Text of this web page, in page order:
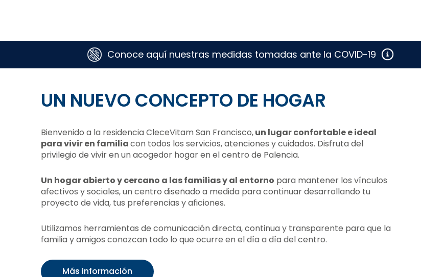
Conoce aquí nuestras medidas tomadas ante la COVID-19
UN NUEVO CONCEPTO DE HOGAR
Bienvenido a la residencia CleceVitam San Francisco,un lugar confortable e ideal
para vivir en familiacon todos los servicios, atenciones y cuidados. Disfruta del
privilegio de vivir en un acogedor hogar en el centro de Palencia.
Un hogar abierto y cercano a las familias y al entorno para mantener los vínculos
afectivos y sociales, un centro diseñado a medida para continuar desarrollando tu
proyecto de vida, tus preferencias y aficiones.
Utilizamos herramientas de comunicación directa, continua y transparente para que la
familia y amigos conozcan todo lo que ocurre en el día a día del centro.
Más información